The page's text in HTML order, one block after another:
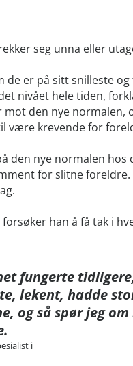
seg unna eller
de er på sitt snilleste
nivået hele tiden,
den nye normalen,
være krevende for
den nye normalen
for slitne
han å få tak i
fungerte
lekent, hadde
og så spør jeg
i